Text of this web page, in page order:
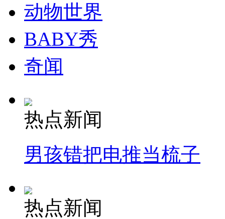
消防员救轻生者 花炮节热闹非凡
司机酒驾遇交警 急速倒车逃窜
动物世界
BABY秀
奇闻
热点新闻
男孩错把电推当梳子
热点新闻